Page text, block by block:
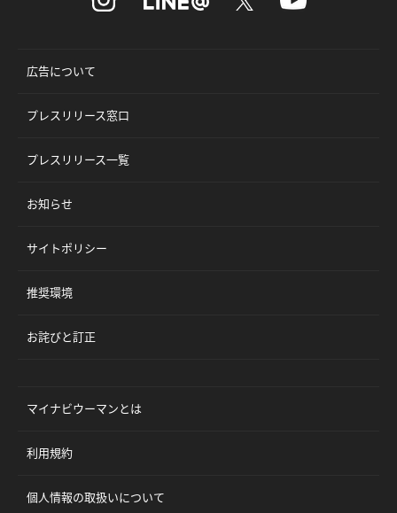
広告について
プレスリリース窓口
プレスリリース一覧
お知らせ
サイトポリシー
推奨環境
お詫びと訂正
マイナビウーマンとは
利用規約
個人情報の取扱いについて